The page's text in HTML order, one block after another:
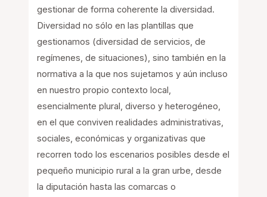
gestionar de forma coherente la diversidad.
Diversidad no sólo en las plantillas que
gestionamos (diversidad de servicios, de
regímenes, de situaciones), sino también en la
normativa a la que nos sujetamos y aún incluso
en nuestro propio contexto local,
esencialmente plural, diverso y heterogéneo,
en el que conviven realidades administrativas,
sociales, económicas y organizativas que
recorren todo los escenarios posibles desde el
pequeño municipio rural a la gran urbe, desde
la diputación hasta las comarcas o